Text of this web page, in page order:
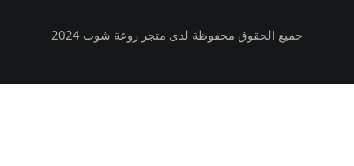
جميع الحقوق محفوظة لدى متجر روعة شوب 2024